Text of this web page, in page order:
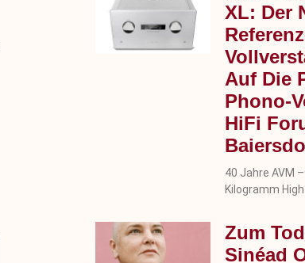
XL: Der
Auf Die
Phono-
HiFi
40 Jahre AVM
Kilogramm
Zum
Sinéad